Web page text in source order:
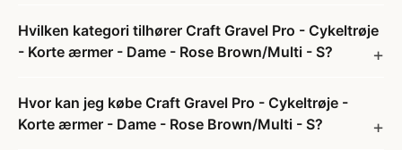
Hvilken kategori tilhører Craft Gravel Pro - Cykeltrøje
- Korte ærmer - Dame - Rose Brown/Multi - S?
Hvor kan jeg købe Craft Gravel Pro - Cykeltrøje -
Korte ærmer - Dame - Rose Brown/Multi - S?